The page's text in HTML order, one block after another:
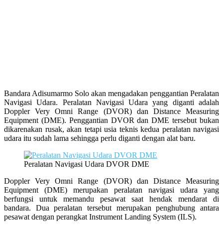
Bandara Adisumarmo Solo akan mengadakan penggantian Peralatan
Navigasi Udara. Peralatan Navigasi Udara yang diganti adalah
Doppler Very Omni Range (DVOR) dan Distance Measuring
Equipment (DME). Penggantian DVOR dan DME tersebut bukan
dikarenakan rusak, akan tetapi usia teknis kedua peralatan navigasi
udara itu sudah lama sehingga perlu diganti dengan alat baru.
Peralatan Navigasi Udara DVOR DME
Doppler Very Omni Range (DVOR) dan Distance Measuring
Equipment (DME) merupakan peralatan navigasi udara yang
berfungsi untuk memandu pesawat saat hendak mendarat di
bandara. Dua peralatan tersebut merupakan penghubung antara
pesawat dengan perangkat Instrument Landing System (ILS).